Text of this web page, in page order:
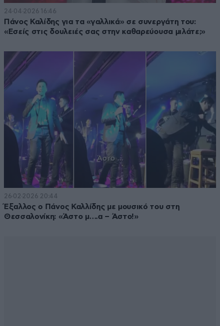
24·04·2026 16:46
Πάνος Καλίδης για τα «γαλλικά» σε συνεργάτη του:
«Εσείς στις δουλειές σας στην καθαρεύουσα μιλάτε;»
26·02·2026 20:44
Έξαλλος ο Πάνος Καλλίδης με μουσικό του στη
Θεσσαλονίκη: «Άστο μ….α – Άστο!»